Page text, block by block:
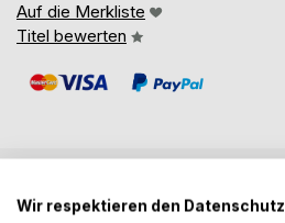
Auf die Merkliste
Titel bewerten
BESCHREIBUNG
Wir respektieren den Datenschutz